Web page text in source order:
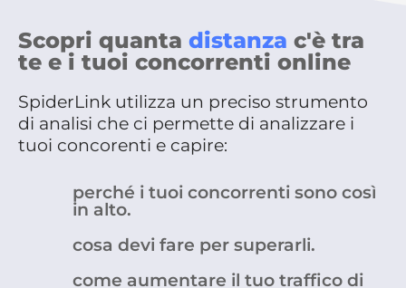
Scopri quanta distanza c'è tra
te e i tuoi concorrenti online
SpiderLink utilizza un preciso strumento
di analisi che ci permette di analizzare i
tuoi concorenti e capire:
perché i tuoi concorrenti sono così
in alto.
cosa devi fare per superarli.
come aumentare il tuo traffico di